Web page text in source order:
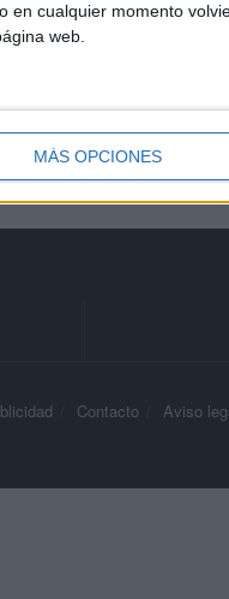
en cualquier momento
web.
MÁS OPCIONES
Contacto Aviso